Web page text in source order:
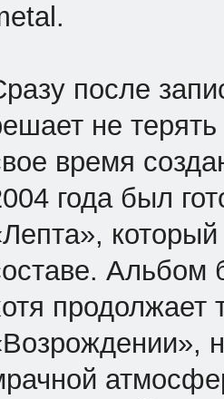
после
не
время
года был
Альбом
продолжает